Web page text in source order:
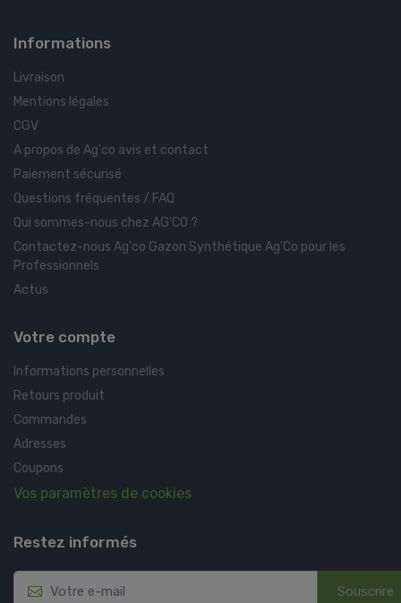
Informations
Livraison
Mentions légales
CGV
A propos de Ag'co avis et contact
Paiement sécurisé
Questions fréquentes / FAQ
Qui sommes-nous chez AG'CO ?
Contactez-nous Ag'co Gazon Synthétique Ag'Co pour les
Professionnels
Actus
Votre compte
Informations personnelles
Retours produit
Commandes
Adresses
Coupons
Vos paramètres de cookies
Restez informés
Souscrire